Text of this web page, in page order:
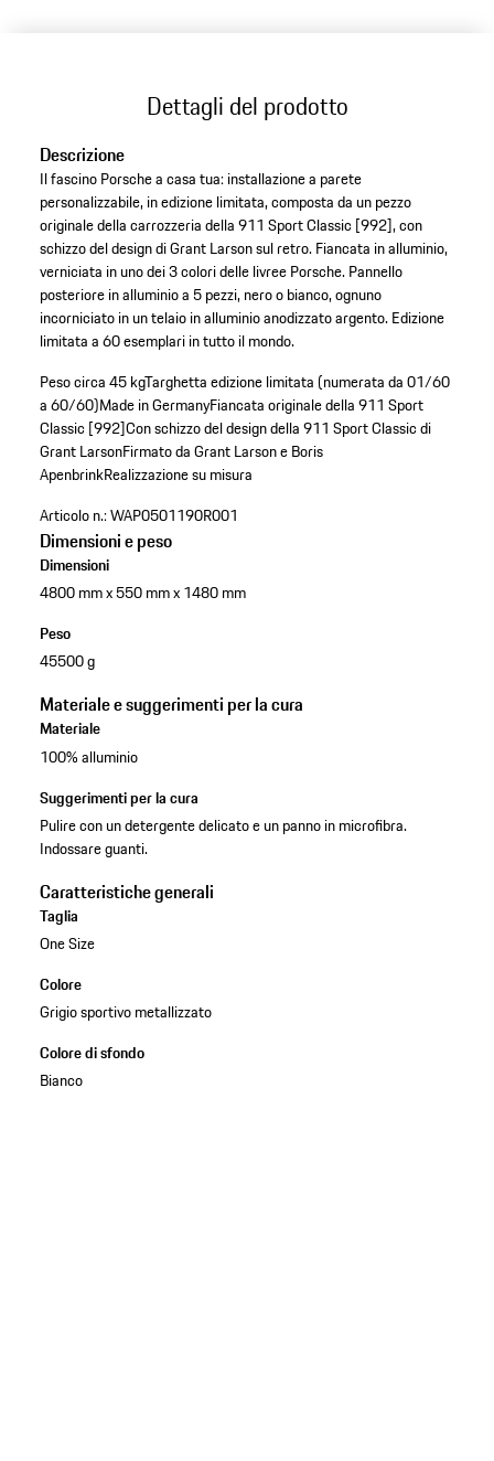
Dettagli del prodotto
Descrizione
Il fascino Porsche a casa tua: installazione a parete
personalizzabile, in edizione limitata, composta da un pezzo
originale della carrozzeria della 911 Sport Classic [992], con
schizzo del design di Grant Larson sul retro. Fiancata in alluminio,
verniciata in uno dei 3 colori delle livree Porsche. Pannello
posteriore in alluminio a 5 pezzi, nero o bianco, ognuno
incorniciato in un telaio in alluminio anodizzato argento. Edizione
limitata a 60 esemplari in tutto il mondo.
Peso circa 45 kgTarghetta edizione limitata (numerata da 01/60
a 60/60)Made in GermanyFiancata originale della 911 Sport
Classic [992]Con schizzo del design della 911 Sport Classic di
Grant LarsonFirmato da Grant Larson e Boris
ApenbrinkRealizzazione su misura
Articolo n.:WAP0501190R001
Dimensioni e peso
Dimensioni
4800 mm x 550 mm x 1480 mm
Peso
45500 g
Materiale e suggerimenti per la cura
Materiale
100% alluminio
Suggerimenti per la cura
Pulire con un detergente delicato e un panno in microfibra.
Indossare guanti.
Caratteristiche generali
Taglia
One Size
Colore
Grigio sportivo metallizzato
Colore di sfondo
Bianco